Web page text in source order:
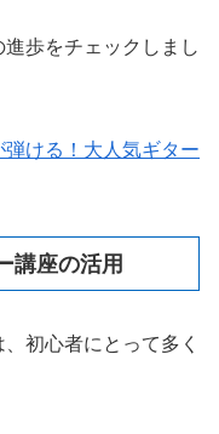
歩をチェックしまし
ける！大人気ギター
講座の活用
初心者にとって多く